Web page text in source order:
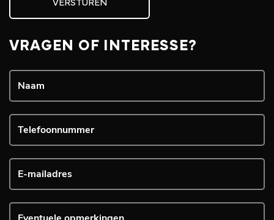
VERSTUREN
VRAGEN OF INTERESSE?